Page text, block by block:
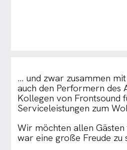
… und zwar zusammen
auch den Performern des
Kollegen von Frontsound
Serviceleistungen zum
Wir möchten allen
war eine große Freude zu